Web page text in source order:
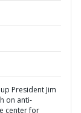
President Jim
on anti-
center for